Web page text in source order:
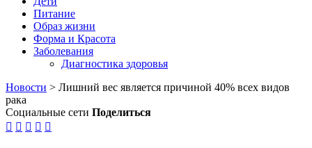
Питание
Образ жизни
Форма и Красота
Заболевания
Диагностика здоровья
Новости > Лишний вес является причиной 40% всех видов
рака
Социальные сети Поделиться
    